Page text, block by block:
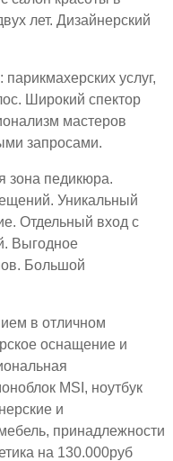
лет. Дизайнерский
услуг,
Широкий спектор
мастеров
запросами.
зона педикюра.
Уникальный
Отдельный вход с
Выгодное
Большой
в отличном
оснащение и
MSI, ноутбук
и
принадлежности
на 130.000руб